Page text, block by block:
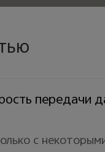
передачи
с